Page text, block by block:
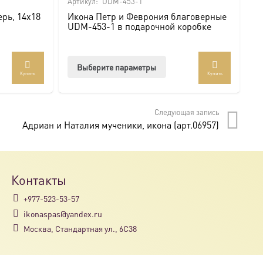
14х18
Купить
Икона Петр и Феврония благоверные
UDM-453-1 в подарочной коробке
Выберите параметры
вариаций.
Опции
Купить
Следующая запись
Адриан и Наталия мученики, икона (арт.06957)
Контакты
+977-523-53-57
ikonaspas@yandex.ru
Москва, Стандартная ул., 6С38